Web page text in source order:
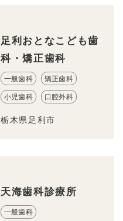
足利おとなこども歯
科・矯正歯科
一般歯科 矯正歯科
小児歯科 口腔外科
栃木県足利市
天海歯科診療所
一般歯科